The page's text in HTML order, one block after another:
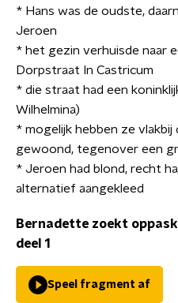
* Hans was de oudste,
Jeroen
* het gezin verhuisde naar
Dorpstraat In Castricum
* die straat had een
Wilhelmina)
* mogelijk hebben ze vlakbij
gewoond, tegenover een
* Jeroen had blond, recht
alternatief aangekleed
Bernadette zoekt
deel 1
Speel fragment af